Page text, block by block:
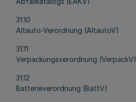
31.10
Altauto-Verordnung (AltautoV)
31.11
Verpackungsverordnung (VerpackV)
31.12
Batterieverordnung (BattV)